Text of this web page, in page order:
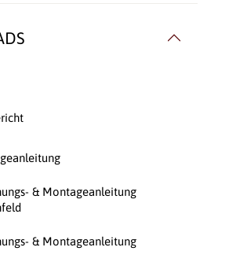
& Montageanleitung
& Montageanleitung